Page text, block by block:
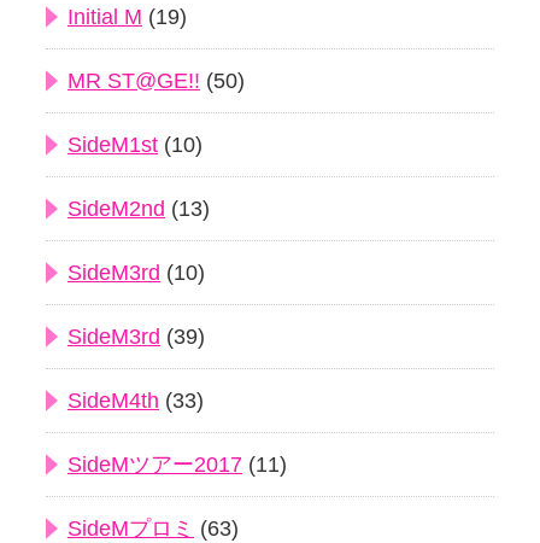
Initial M (19)
MR ST@GE!! (50)
SideM1st (10)
SideM2nd (13)
SideM3rd (10)
SideM3rd (39)
SideM4th (33)
SideMツアー2017 (11)
SideMプロミ (63)